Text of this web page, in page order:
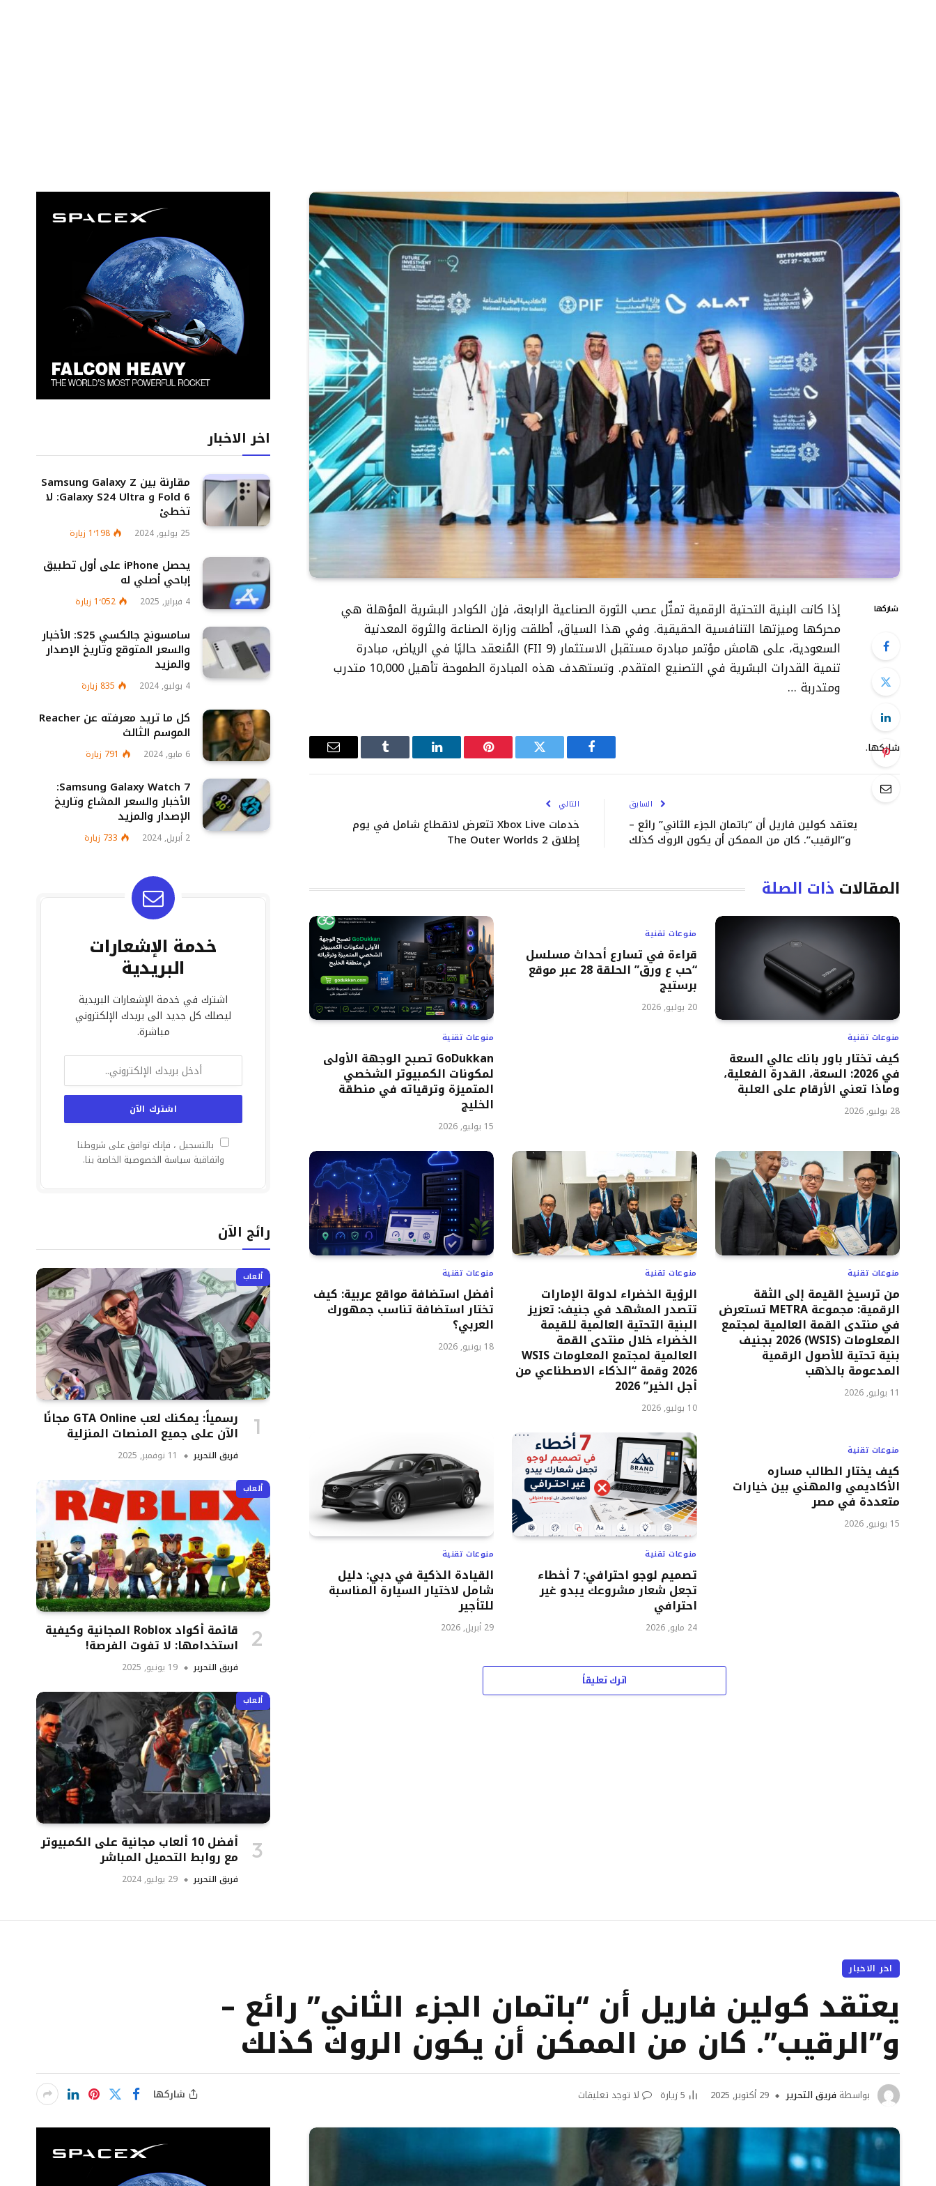
شاركها
إذا كانت البنية التحتية الرقمية تمثّل عصب الثورة الصناعية الرابعة، فإن الكوادر البشرية المؤهلة هي
محركها وميزتها التنافسية الحقيقية. وفي هذا السياق، أطلقت وزارة الصناعة والثروة المعدنية
السعودية، على هامش مؤتمر مبادرة مستقبل الاستثمار (FII 9) المُنعقد حاليًا في الرياض، مبادرة
تنمية القدرات البشرية في التصنيع المتقدم. وتستهدف هذه المبادرة الطموحة تأهيل 10,000 متدرب
ومتدربة …
شاركها. فيسبوك تويتر بينتيريستلينكدإن Tumblr البريد
السابق
يعتقد كولين فاريل أن “باتمان الجزء الثاني” رائع –
و”الرقيب”. كان من الممكن أن يكون الروك كذلك
التالي
خدمات Xbox Live تتعرض لانقطاع شامل في يوم
إطلاق The Outer Worlds 2
المقالات ذات الصلة
منوعات تقنية
كيف تختار باور بانك عالي السعة
في 2026: السعة، القدرة الفعلية،
وماذا تعني الأرقام على العلبة
28 يوليو, 2026
منوعات تقنية
قراءة في تسارع أحداث مسلسل
“حب ع ورق” الحلقة 28 عبر موقع
برستيج
20 يوليو, 2026
منوعات تقنية
GoDukkan تصبح الوجهة الأولى
لمكونات الكمبيوتر الشخصي
المتميزة وترقياته في منطقة
الخليج
15 يوليو, 2026
منوعات تقنية
من ترسيخ القيمة إلى الثقة
الرقمية: مجموعة METRA تستعرض
في منتدى القمة العالمية لمجتمع
المعلومات (WSIS) 2026 بجنيف
بنية تحتية للأصول الرقمية
المدعومة بالذهب
11 يوليو, 2026
منوعات تقنية
الرؤية الخضراء لدولة الإمارات
تتصدر المشهد في جنيف: تعزيز
البنية التحتية العالمية للقيمة
الخضراء خلال منتدى القمة
العالمية لمجتمع المعلومات WSIS
2026 وقمة “الذكاء الاصطناعي من
أجل الخير” 2026
10 يوليو, 2026
منوعات تقنية
أفضل استضافة مواقع عربية: كيف
تختار استضافة تناسب جمهورك
العربي؟
18 يونيو, 2026
منوعات تقنية
كيف يختار الطالب مساره
الأكاديمي والمهني بين خيارات
متعددة في مصر
15 يونيو, 2026
منوعات تقنية
تصميم لوجو احترافي: 7 أخطاء
تجعل شعار مشروعك يبدو غير
احترافي
24 مايو, 2026
منوعات تقنية
القيادة الذكية في دبي: دليل
شامل لاختيار السيارة المناسبة
للتأجير
29 أبريل, 2026
اترك تعليقاً
اخر الاخبار
مقارنة بين Samsung Galaxy Z
Fold 6 و Galaxy S24 Ultra: لا
تخطئ
25 يوليو, 2024 1٬198 زيارة
يحصل iPhone على أول تطبيق
إباحي أصلي له
4 فبراير, 2025 1٬052 زيارة
سامسونج جالكسي S25: الأخبار
والسعر المتوقع وتاريخ الإصدار
والمزيد
4 يوليو, 2024 835 زيارة
كل ما تريد معرفته عن Reacher
الموسم الثالث
6 مايو, 2024 791 زيارة
Samsung Galaxy Watch 7:
الأخبار والسعر المشاع وتاريخ
الإصدار والمزيد
2 أبريل, 2024 733 زيارة
خدمة الإشعارات
البريدية
اشترك في خدمة الإشعارات البريدية
ليصلك كل جديد الى بريدك الإلكتروني
مباشرة.
بالتسجيل ، فإنك توافق على شروطنا
واتفاقية سياسة الخصوصية الخاصة بنا.
رائج الآن
ألعاب
رسمياً: يمكنك لعب GTA Online مجانًا
الآن على جميع المنصات المنزلية
فريق التحرير 11 نوفمبر, 2025
ألعاب
قائمة أكواد Roblox المجانية وكيفية
استخدامها: لا تفوت الفرصة!
فريق التحرير 19 يونيو, 2025
ألعاب
أفضل 10 ألعاب مجانية على الكمبيوتر
مع روابط التحميل المباشر
فريق التحرير 29 يوليو, 2024
اخر الاخبار
يعتقد كولين فاريل أن “باتمان الجزء الثاني” رائع –
و”الرقيب”. كان من الممكن أن يكون الروك كذلك
بواسطة فريق التحرير 29 أكتوبر, 2025 5زيارة لا توجد تعليقات شاركها